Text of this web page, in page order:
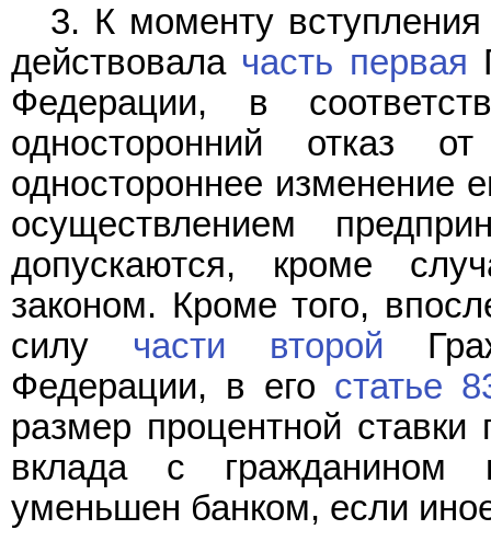
3. К моменту
действовала часть первая
Федерации, в
односторонний отказ
одностороннее изменение
осуществлением
допускаются, кроме
законом. Кроме того,
силу части второй
Федерации, в его статье
размер процентной ставки
вклада с гражданином
уменьшен банком, если